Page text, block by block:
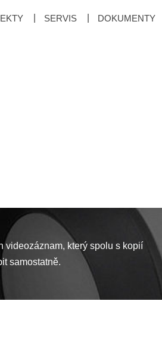
SERVIS DOKUMENTY
videozáznam, který spolu s kopií
samostatně.